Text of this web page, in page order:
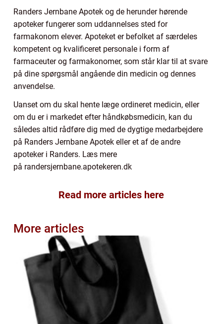
Randers Jernbane Apotek og de herunder hørende
apoteker fungerer som uddannelses sted for
farmakonom elever. Apoteket er befolket af særdeles
kompetent og kvalificeret personale i form af
farmaceuter og farmakonomer, som står klar til at svare
på dine spørgsmål angående din medicin og dennes
anvendelse.
Uanset om du skal hente læge ordineret medicin, eller
om du er i markedet efter håndkøbsmedicin, kan du
således altid rådføre dig med de dygtige medarbejdere
på Randers Jernbane Apotek eller et af de andre
apoteker i Randers. Læs mere
på randersjernbane.apotekeren.dk
Read more articles here
More articles